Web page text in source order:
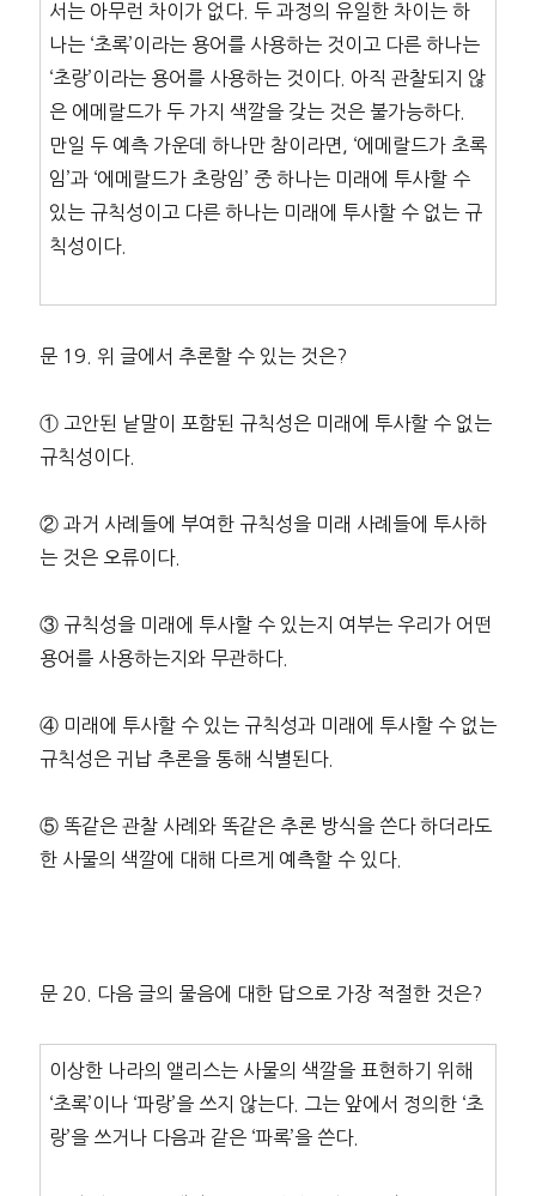
서는 아무런 차이가 없다. 두 과정의 유일한 차이는 하
나는 ‘초록’이라는 용어를 사용하는 것이고 다른 하나는
‘초랑’이라는 용어를 사용하는 것이다. 아직 관찰되지 않
은 에메랄드가 두 가지 색깔을 갖는 것은 불가능하다.
만일 두 예측 가운데 하나만 참이라면, ‘에메랄드가 초록
임’과 ‘에메랄드가 초랑임’ 중 하나는 미래에 투사할 수
있는 규칙성이고 다른 하나는 미래에 투사할 수 없는 규
칙성이다.
문 19. 위 글에서 추론할 수 있는 것은?
① 고안된 낱말이 포함된 규칙성은 미래에 투사할 수 없는
규칙성이다.
② 과거 사례들에 부여한 규칙성을 미래 사례들에 투사하
는 것은 오류이다.
③ 규칙성을 미래에 투사할 수 있는지 여부는 우리가 어떤
용어를 사용하는지와 무관하다.
④ 미래에 투사할 수 있는 규칙성과 미래에 투사할 수 없는
규칙성은 귀납 추론을 통해 식별된다.
⑤ 똑같은 관찰 사례와 똑같은 추론 방식을 쓴다 하더라도
한 사물의 색깔에 대해 다르게 예측할 수 있다.
문 20. 다음 글의 물음에 대한 답으로 가장 적절한 것은?
이상한 나라의 앨리스는 사물의 색깔을 표현하기 위해
‘초록’이나 ‘파랑’을 쓰지 않는다. 그는 앞에서 정의한 ‘초
랑’을 쓰거나 다음과 같은 ‘파록’을 쓴다.